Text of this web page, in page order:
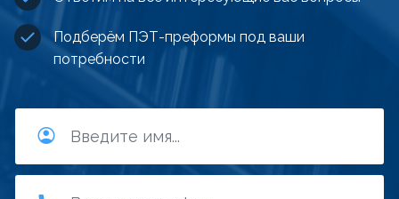
Подберём ПЭТ-преформы под ваши
потребности